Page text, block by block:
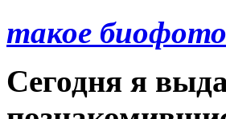
такое
Сегодня я